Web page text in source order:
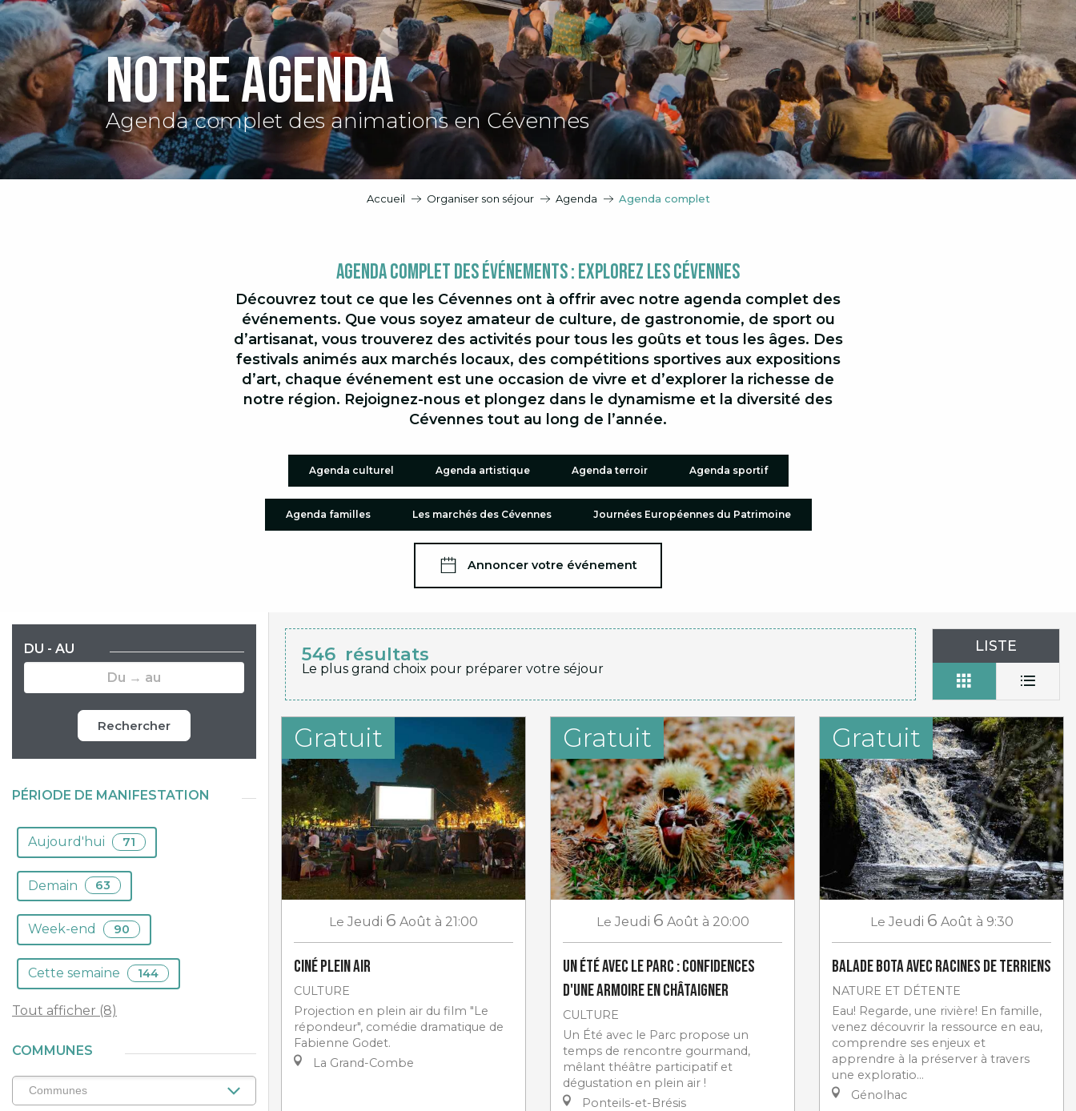
Notre agenda
Agenda complet des animations en Cévennes
Accueil Organiser son séjour Agenda Agenda complet
Agenda Complet des Événements : Explorez les Cévennes
Découvrez tout ce que les Cévennes ont à offrir avec notre agenda complet des
événements. Que vous soyez amateur de culture, de gastronomie, de sport ou
d’artisanat, vous trouverez des activités pour tous les goûts et tous les âges. Des
festivals animés aux marchés locaux, des compétitions sportives aux expositions
d’art, chaque événement est une occasion de vivre et d’explorer la richesse de
notre région. Rejoignez-nous et plongez dans le dynamisme et la diversité des
Cévennes tout au long de l’année.
Agenda culturel Agenda artistique Agenda terroir Agenda sportif
Agenda familles Les marchés des Cévennes Journées Européennes du Patrimoine
Annoncer votre événement
DU - AU
Rechercher
PÉRIODE DE MANIFESTATION
Aujourd'hui 71
Demain 63
Week-end 90
Cette semaine 144
Tout afficher (8)
COMMUNES
546 résultats
Le plus grand choix pour préparer votre séjour
LISTE
Gratuit
Le Jeudi 6 Août à 21:00
Ciné plein air
CULTURE
Projection en plein air du film "Le
répondeur", comédie dramatique de
Fabienne Godet.
La Grand-Combe
Gratuit
Le Jeudi 6 Août à 20:00
Un Été avec le Parc : Confidences
d'une armoire en châtaigner
CULTURE
Un Été avec le Parc propose un
temps de rencontre gourmand,
mêlant théâtre participatif et
dégustation en plein air !
Ponteils-et-Brésis
Gratuit
Le Jeudi 6 Août à 9:30
Balade Bota avec Racines de Terriens
NATURE ET DÉTENTE
Eau! Regarde, une rivière! En famille,
venez découvrir la ressource en eau,
comprendre ses enjeux et
apprendre à la préserver à travers
une exploratio...
Génolhac